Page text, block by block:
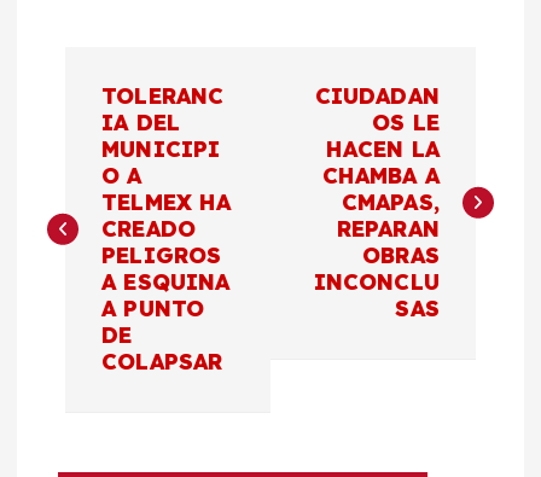
e
TOLERANC
IA DEL
MUNICIPI
O A
TELMEX HA
CREADO
PELIGROS
A ESQUINA
A PUNTO
DE
COLAPSAR
CIUDADAN
OS LE
HACEN LA
CHAMBA A
CMAPAS,
REPARAN
OBRAS
INCONCLU
SAS